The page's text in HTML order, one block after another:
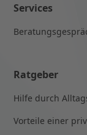
Services
Ratgeber
Hilfe durch
Vorteile einer